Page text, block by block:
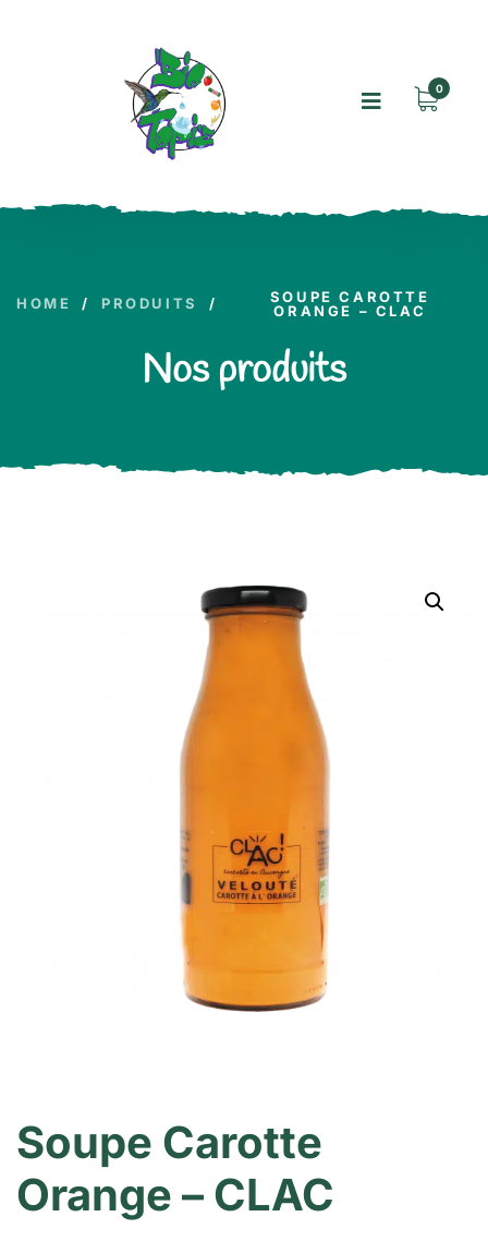
0
HOME / PRODUITS /
SOUPE CAROTTE
ORANGE – CLAC
Nos produits
Soupe Carotte
Orange – CLAC